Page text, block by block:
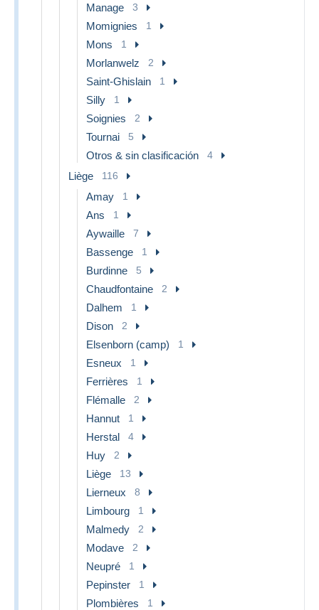
Manage 3
Momignies 1
Mons 1
Morlanwelz 2
Saint-Ghislain 1
Silly 1
Soignies 2
Tournai 5
Otros & sin clasificación 4
Liège 116
Amay 1
Ans 1
Aywaille 7
Bassenge 1
Burdinne 5
Chaudfontaine 2
Dalhem 1
Dison 2
Elsenborn (camp) 1
Esneux 1
Ferrières 1
Flémalle 2
Hannut 1
Herstal 4
Huy 2
Liège 13
Lierneux 8
Limbourg 1
Malmedy 2
Modave 2
Neupré 1
Pepinster 1
Plombières 1